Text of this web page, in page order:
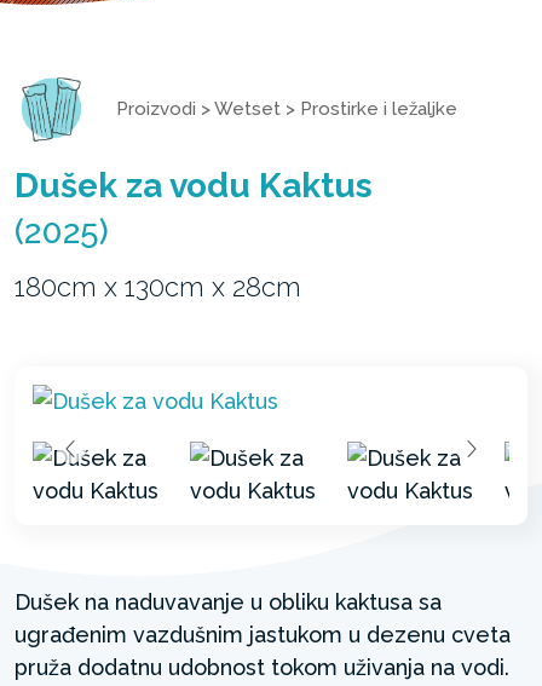
Proizvodi >Wetset > Prostirke i ležaljke
Dušek za vodu Kaktus
(2025)
180cm x 130cm x 28cm
Dušek na naduvavanje u obliku kaktusa sa
ugrađenim vazdušnim jastukom u dezenu cveta
pruža dodatnu udobnost tokom uživanja na vodi.